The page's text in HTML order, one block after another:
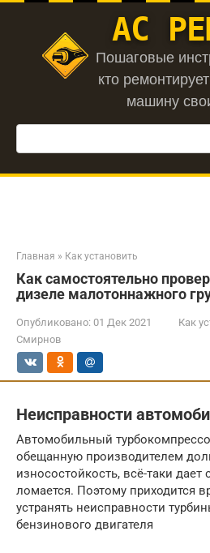
Перейти
АС
Пошаговые
кто
машину
Поиск:
Главная » Как установить
Как самостоятельно
дизеле малотоннажного
Опубликовано: 01 Дек 2021 Как
Смирнов
Неисправности
Автомобильный
обещанную производителем
износостойкость, всё-таки дает
ломается. Поэтому приходится
устранять неисправности
бензинового двигателя